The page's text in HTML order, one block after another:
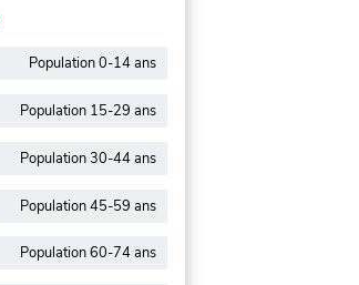
Population 0-14 ans
Population 15-29 ans
Population 30-44 ans
Population 45-59 ans
Population 60-74 ans